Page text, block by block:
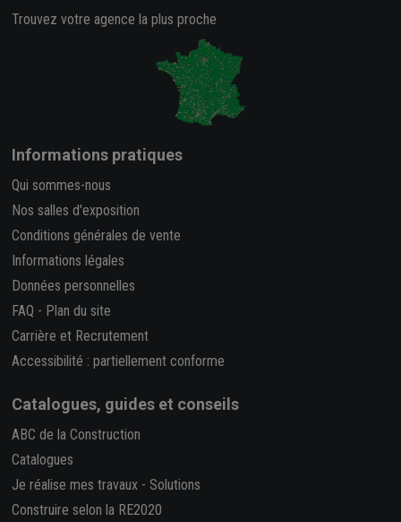
Trouvez votre agence la plus proche
Informations pratiques
Qui sommes-nous
Nos salles d'exposition
Conditions générales de vente
Informations légales
Données personnelles
FAQ - Plan du site
Carrière et Recrutement
Accessibilité : partiellement conforme
Catalogues, guides et conseils
ABC de la Construction
Catalogues
Je réalise mes travaux - Solutions
Construire selon la RE2020